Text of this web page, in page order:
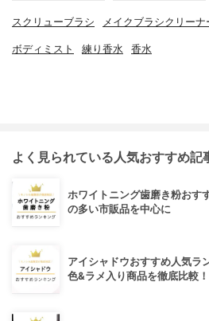
スクリューブラシ メイクブラシクリーナ
ボディミスト 練り香水 香水
よく見られている人気おすすめ記
ホワイトニング歯磨き粉おす
の多い市販品を中心に
アイシャドウおすすめ人気ラ
色&ラメ入り商品を徹底比較！